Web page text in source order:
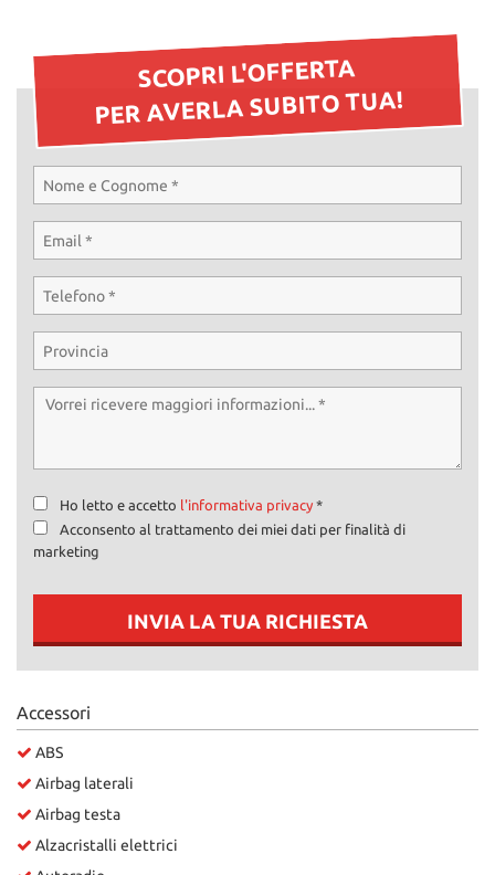
SCOPRI L'OFFERTA
PER AVERLA SUBITO TUA!
Ho letto e accetto l'informativa privacy *
Acconsento al trattamento dei miei dati per finalità di
marketing
INVIA LA TUA RICHIESTA
Accessori
ABS
Airbag laterali
Airbag testa
Alzacristalli elettrici